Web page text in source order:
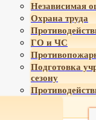
Независимая
Охрана труда
ГО и ЧС
Подготовка
сезону